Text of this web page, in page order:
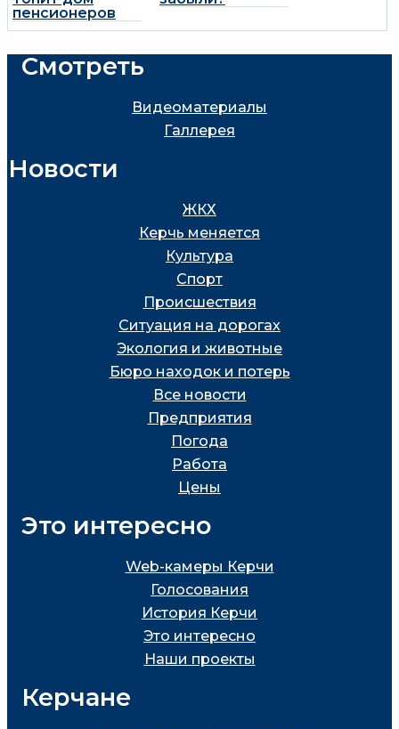
пенсионеров
Смотреть
Видеоматериалы
Галлерея
Новости
ЖКХ
Керчь меняется
Культура
Спорт
Проиcшествия
Ситуация на дорогах
Экология и животные
Бюро находок и потерь
Все новости
Предприятия
Погода
Работа
Цены
Это интересно
Web-камеры Керчи
Голосования
История Керчи
Это интересно
Наши проекты
Керчане